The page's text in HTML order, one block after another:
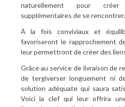
naturellement pour
supplémentaires de se rencontrer.
À la fois conviviaux et
favoriseront le rapprochement
leur permettront de créer des
Grâce au service de livraison de
de tergiverser longuement ni
solution adéquate qui saura
Voici la clef qui leur offrira